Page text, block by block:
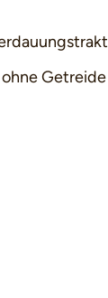
Getreide